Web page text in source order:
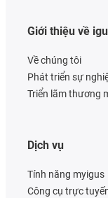
Giới thiệu về
Về chúng tôi
Phát triển sự
Triển lãm thương
Dịch vụ
Tính năng myigus
Công cụ trực